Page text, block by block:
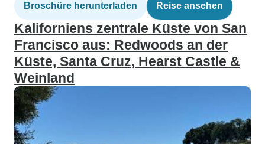
Broschüre herunterladen Reise ansehen
Kaliforniens zentrale Küste von San
Francisco aus: Redwoods an der
Küste, Santa Cruz, Hearst Castle &
Weinland